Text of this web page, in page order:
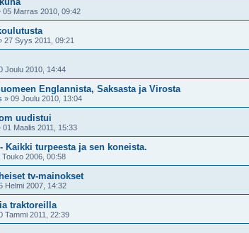
05 Marras 2010, 09:42
27 Syys 2011, 09:21
Joulu 2010, 14:44
Englannista, Saksasta ja Virosta
» 09 Joulu 2010, 13:04
uudistui
01 Maalis 2011, 15:33
Kaikki turpeesta ja sen koneista.
Touko 2006, 00:58
tv-mainokset
Helmi 2007, 14:32
traktoreilla
Tammi 2011, 22:39